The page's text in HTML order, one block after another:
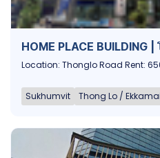
HOME PLACE BUILDING
Location: Thonglo Road Rent:
Sukhumvit Thong Lo / Ekkamai